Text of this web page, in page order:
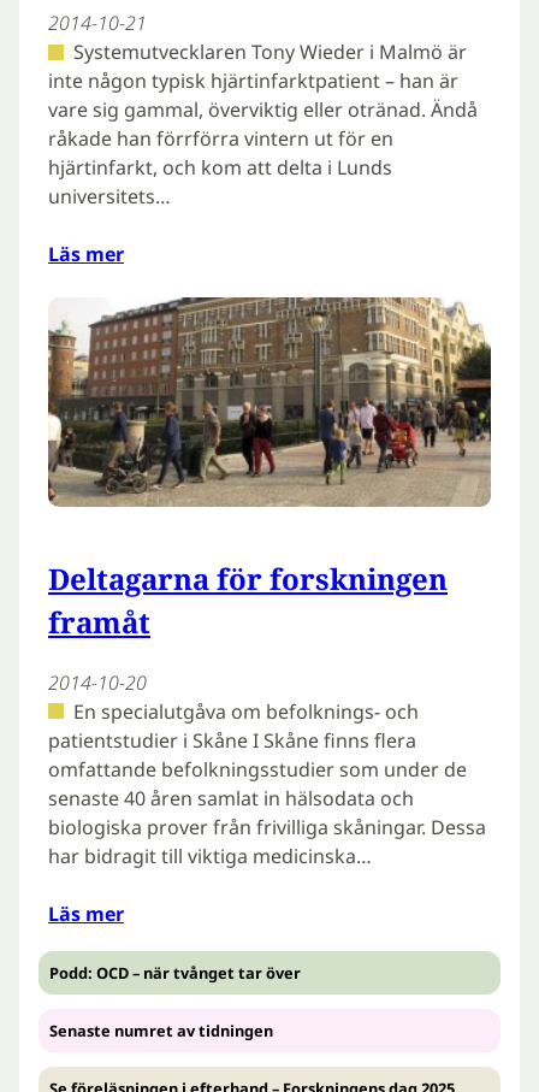
2014-10-21
Systemutvecklaren Tony Wieder i Malmö är
inte någon typisk hjärtinfarktpatient – han är
vare sig gammal, överviktig eller otränad. Ändå
råkade han förrförra vintern ut för en
hjärtinfarkt, och kom att delta i Lunds
universitets…
Läs mer
Deltagarna för forskningen
framåt
2014-10-20
En specialutgåva om befolknings- och
patientstudier i Skåne I Skåne finns flera
omfattande befolkningsstudier som under de
senaste 40 åren samlat in hälsodata och
biologiska prover från frivilliga skåningar. Dessa
har bidragit till viktiga medicinska…
Läs mer
Podd: OCD – när tvånget tar över
Senaste numret av tidningen